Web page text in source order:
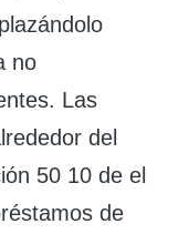
no
Las
del
50 10 de el
de